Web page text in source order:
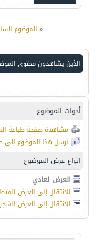
« الموضوع
الذين يشاهدون محتوى
أدوات الموضوع
مشاهدة صفحة طباعة
أرسل هذا الموضوع
انواع عرض الموضوع
العرض العادي
الانتقال إلى العرض
الانتقال إلى العرض